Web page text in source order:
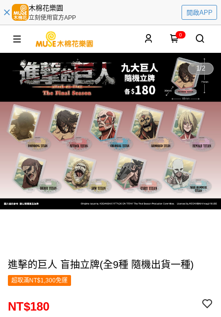
木棉花樂園
立刻使用官方APP
開啟APP
0
1/2
進擊的巨人 盲抽立牌(全9種 隨機出貨一種)
超取滿NT$1,300免運
NT$180